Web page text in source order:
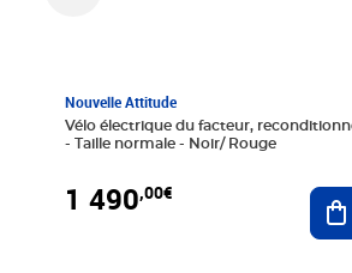
Nouvelle Attitude
Vélo électrique du facteur,
- Taille normale - Noir/ Rouge
1 490,00€